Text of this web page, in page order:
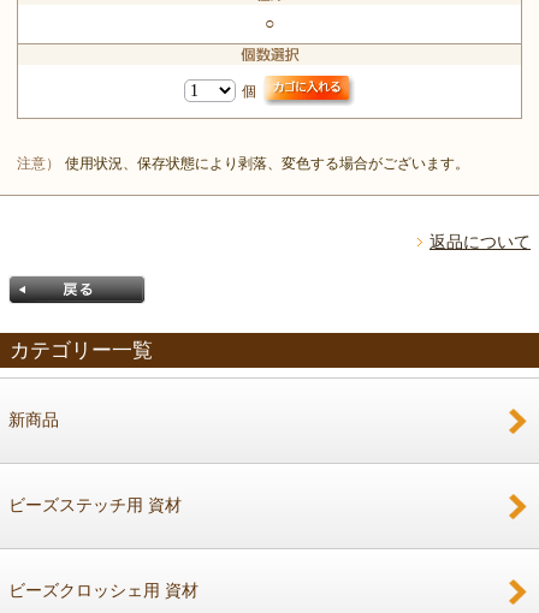
○
個
注意） 使用状況、保存状態により剥落、変色する場合がございます。
返品について
カテゴリー一覧
新商品
ビーズステッチ用 資材
ビーズクロッシェ用 資材